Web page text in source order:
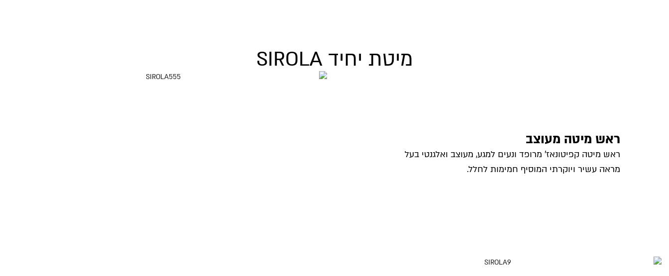
מיטת יחיד SIROLA
ראש מיטה מעוצב
ראש מיטה קפיטונאז' מרופד ונעים למגע, מעוצב ואלגנטי בעל
מראה עשיר ויוקרתי המוסיף חמימות לחלל.